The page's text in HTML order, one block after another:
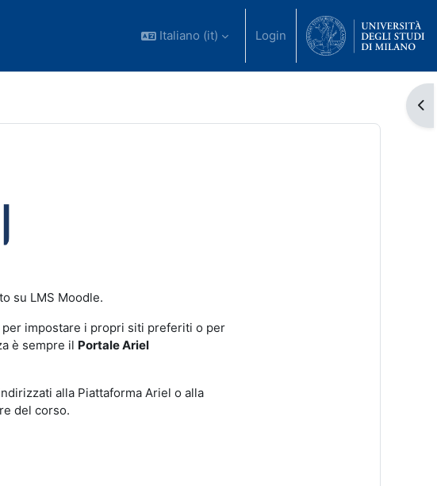
Italiano ‎(it)‎ Login
su LMS Moodle.
per impostare i propri siti preferiti o per
è sempre il Portale Ariel
alla Piattaforma Ariel o alla
del corso.